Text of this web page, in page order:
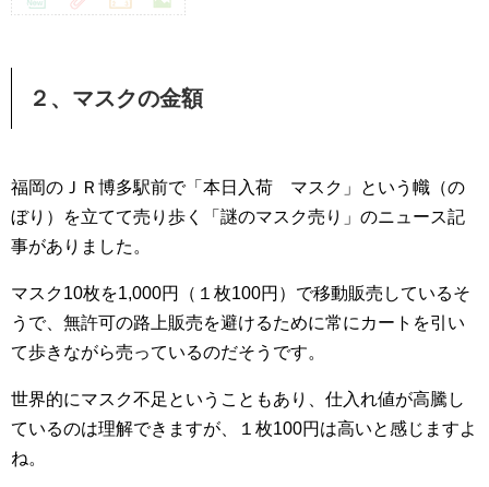
２、マスクの金額
福岡のＪＲ博多駅前で「本日入荷 マスク」という幟（の
ぼり）を立てて売り歩く「謎のマスク売り」のニュース記
事がありました。
マスク10枚を1,000円（１枚100円）で移動販売しているそ
うで、無許可の路上販売を避けるために常にカートを引い
て歩きながら売っているのだそうです。
世界的にマスク不足ということもあり、仕入れ値が高騰し
ているのは理解できますが、１枚100円は高いと感じますよ
ね。